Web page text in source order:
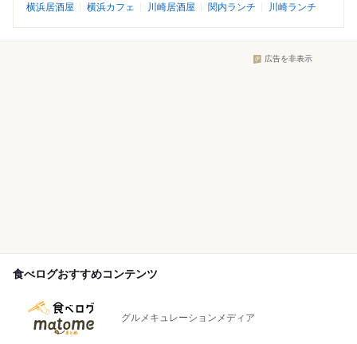
横浜居酒屋
横浜カフェ 川崎居酒屋 関内ランチ 川崎ランチ
広告を非表示
食べログおすすめコンテンツ
グルメキュレーションメディア